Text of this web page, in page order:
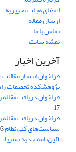
اعضای هیات تحریریه
ارسال مقاله
تماس با ما
نقشه سایت
آخرین اخبار
فراخوان انتشار
پژوهشکده تحقیقات
فراخوان دریافت مقاله
17
فراخوان دریافت
سیاست‌های کلی نظام
آئین‌نامه جدید